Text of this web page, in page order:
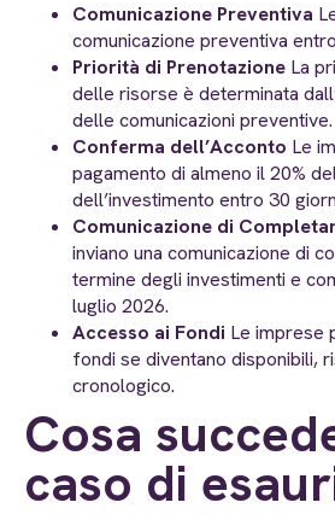
Comunicazione Preventiva
comunicazione preventiva
Priorità di Prenotazione La
delle risorse è determinata
delle comunicazioni preventive.
Conferma dell’Acconto Le
pagamento di almeno il 20%
dell’investimento entro 30
Comunicazione di
inviano una comunicazione di
termine degli investimenti e
luglio 2026.
Accesso ai Fondi Le imprese
fondi se diventano disponibili,
cronologico.
Cosa
caso di